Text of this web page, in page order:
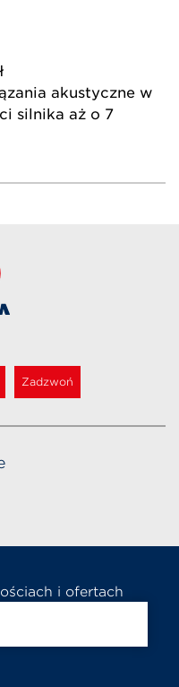
akustyczne w
silnika aż o 7
Zadzwoń
i ofertach